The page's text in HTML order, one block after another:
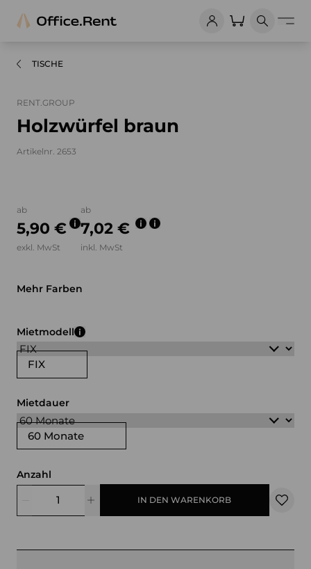
TISCHE
RENT.GROUP
Holzwürfel braun
Artikelnr. 2653
ab
5,90 €
exkl. MwSt
ab
7,02 €
inkl. MwSt
Mehr Farben
FIX
Mietmodell
60 Monate
Mietdauer
Anzahl
IN DEN WARENKORB